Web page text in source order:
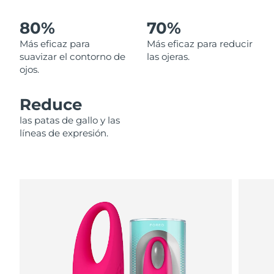
80%
Más eficaz para
suavizar el contorno de
ojos.
70%
Más eficaz para reducir
las ojeras.
Reduce
las patas de gallo y las
líneas de expresión.
Filipinas Entrega prevista
Polonia Entrega prevista
Puerto Rico
Catar
Entrega prevista
Arabia Saudí Entrega prevista